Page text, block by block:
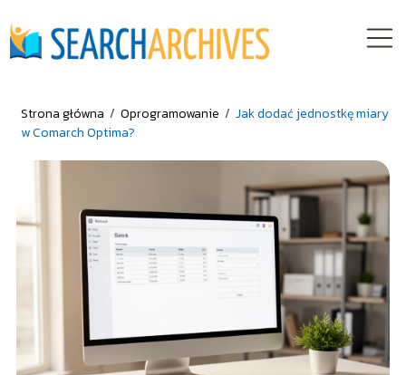
Strona główna / Oprogramowanie / Jak dodać jednostkę miary
w Comarch Optima?